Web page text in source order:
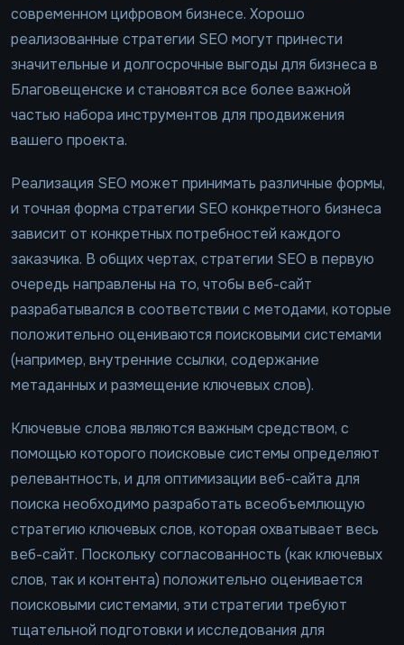
современном цифровом бизнесе. Хорошо
реализованные стратегии SEO могут принести
значительные и долгосрочные выгоды для бизнеса в
Благовещенске и становятся все более важной
частью набора инструментов для продвижения
вашего проекта.
Реализация SEO может принимать различные формы,
и точная форма стратегии SEO конкретного бизнеса
зависит от конкретных потребностей каждого
заказчика. В общих чертах, стратегии SEO в первую
очередь направлены на то, чтобы веб-сайт
разрабатывался в соответствии с методами, которые
положительно оцениваются поисковыми системами
(например, внутренние ссылки, содержание
метаданных и размещение ключевых слов).
Ключевые слова являются важным средством, с
помощью которого поисковые системы определяют
релевантность, и для оптимизации веб-сайта для
поиска необходимо разработать всеобъемлющую
стратегию ключевых слов, которая охватывает весь
веб-сайт. Поскольку согласованность (как ключевых
слов, так и контента) положительно оценивается
поисковыми системами, эти стратегии требуют
тщательной подготовки и исследования для